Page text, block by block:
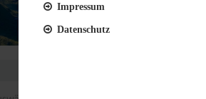
Impressum
Datenschutz